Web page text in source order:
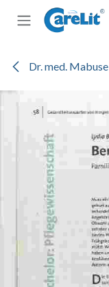
Zum Inhalt springen
Dr. med. Mabuse